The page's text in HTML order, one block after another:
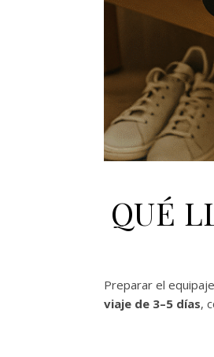
QUÉ
Preparar el
viaje de 3–5 días,